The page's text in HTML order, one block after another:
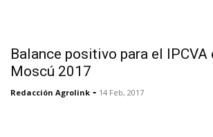
Balance positivo para el IPCVA
Moscú 2017
Redacción Agrolink - 14 Feb, 2017